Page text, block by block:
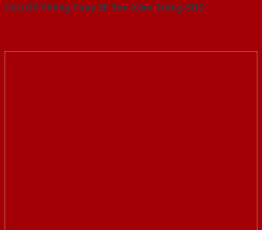
Cửa Gỗ Chống Cháy 2P Sơn Xám Trắng-SGD